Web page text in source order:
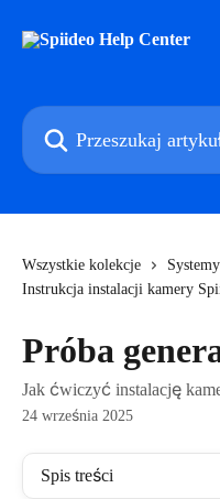
Przeszukaj artykuły...
Wszystkie kolekcje
Instrukcja instalacji kamery
Próba
Jak ćwiczyć instalację
24 września 2025
Spis treści